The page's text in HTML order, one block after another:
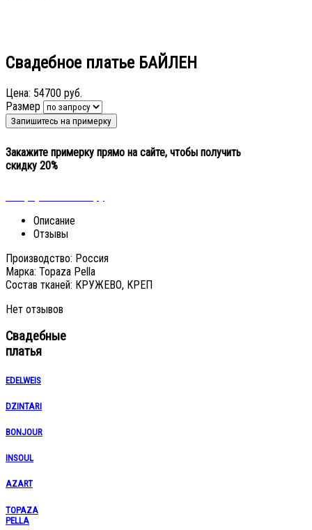
Свадебное платье БАЙЛЕН
Цена: 54700 руб.
Размер
Закажите примерку прямо на сайте, чтобы получить
скидку 20%
Описание
Отзывы
Производство: Россия
Марка: Topaza Pella
Состав тканей: КРУЖЕВО, КРЕП
Нет отзывов
Свадебные
платья
EDELWEIS
DZINTARI
BONJOUR
INSOUL
AZART
TOPAZA
PELLA